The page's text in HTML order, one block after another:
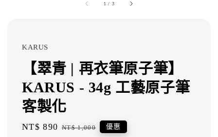
1 / 3
KARUS
【翠青 | 再衣筆原子筆】
KARUS - 34g 工藝原子筆
客製化
Sale
NT$ 890 Regular
NT$ 1,000 優惠